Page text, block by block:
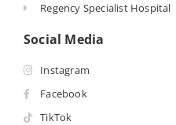
Regency Specialist Hospital
Social Media
Instagram
Facebook
TikTok